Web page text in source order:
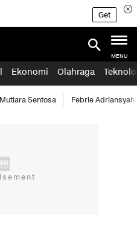
Get
MENU
Ekonomi Olahraga
Sentosa Febrie Adriansyah